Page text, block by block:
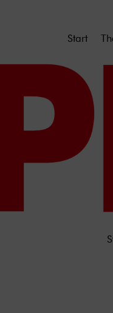
Start